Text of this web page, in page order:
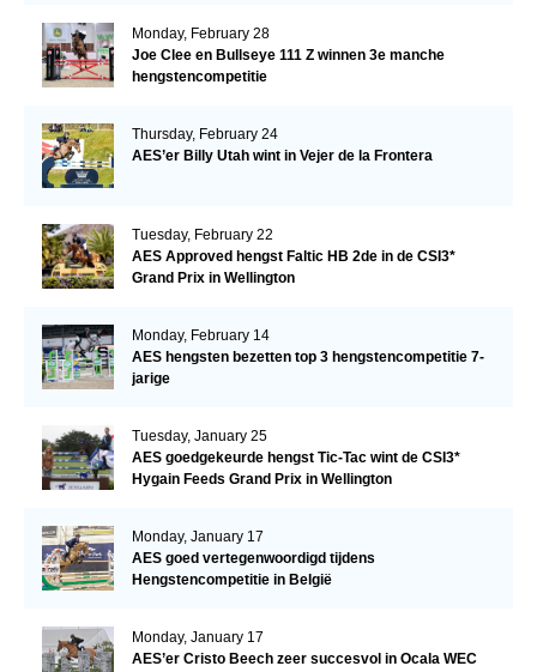
Monday, February 28
Joe Clee en Bullseye 111 Z winnen 3e manche
hengstencompetitie
Thursday, February 24
AES’er Billy Utah wint in Vejer de la Frontera
Tuesday, February 22
AES Approved hengst Faltic HB 2de in de CSI3*
Grand Prix in Wellington
Monday, February 14
AES hengsten bezetten top 3 hengstencompetitie 7-
jarige
Tuesday, January 25
AES goedgekeurde hengst Tic-Tac wint de CSI3*
Hygain Feeds Grand Prix in Wellington
Monday, January 17
AES goed vertegenwoordigd tijdens
Hengstencompetitie in België
Monday, January 17
AES’er Cristo Beech zeer succesvol in Ocala WEC